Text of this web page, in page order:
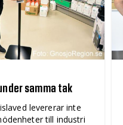
samma tak
levererar inte
till industri